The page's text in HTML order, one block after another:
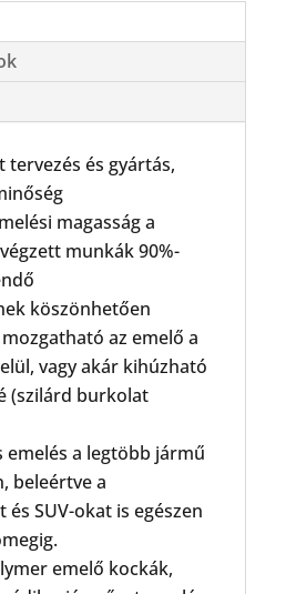
tervezés és gyártás,
magasság a
munkák 90%-
köszönhetően
az emelő a
vagy akár kihúzható
(szilárd burkolat
emelés a legtöbb jármű
beleértve a
SUV-okat is egészen
emelő kockák,